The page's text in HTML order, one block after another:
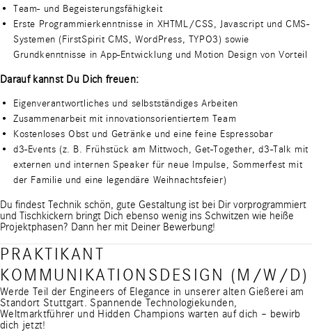
Team- und Begeisterungsfähigkeit
Erste Programmierkenntnisse in XHTML/CSS, Javascript und CMS-
Systemen (FirstSpirit CMS, WordPress, TYPO3) sowie
Grundkenntnisse in App-Entwicklung und Motion Design von Vorteil
Darauf kannst Du Dich freuen:
Eigenverantwortliches und selbstständiges Arbeiten
Zusammenarbeit mit innovationsorientiertem Team
Kostenloses Obst und Getränke und eine feine Espressobar
d3-Events (z. B. Frühstück am Mittwoch, Get-Together, d3-Talk mit
externen und internen Speaker für neue Impulse, Sommerfest mit
der Familie und eine legendäre Weihnachtsfeier)
Du findest Technik schön, gute Gestaltung ist bei Dir vorprogrammiert
und Tischkickern bringt Dich ebenso wenig ins Schwitzen wie heiße
Projektphasen? Dann her mit Deiner Bewerbung!
PRAKTIKANT
KOMMUNIKATIONSDESIGN (M/W/D)
Werde Teil der Engineers of Elegance in unserer alten Gießerei am
Standort Stuttgart. Spannende Technologiekunden,
Weltmarktführer und Hidden Champions warten auf dich – bewirb
dich jetzt!